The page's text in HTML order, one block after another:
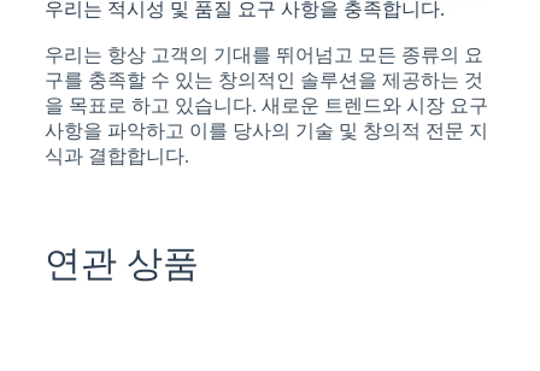
우리는 적시성 및 품질 요구 사항을 충족합니다.
우리는 항상 고객의 기대를 뛰어넘고 모든 종류의 요
구를 충족할 수 있는 창의적인 솔루션을 제공하는 것
을 목표로 하고 있습니다. 새로운 트렌드와 시장 요구
사항을 파악하고 이를 당사의 기술 및 창의적 전문 지
식과 결합합니다.
연관 상품